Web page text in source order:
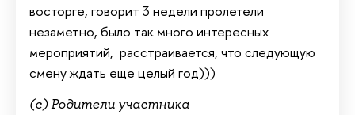
восторге, говорит 3 недели пролетели
незаметно, было так много интересных
мероприятий, расстраивается, что следующую
смену ждать еще целый год)))
(с) Родители участника